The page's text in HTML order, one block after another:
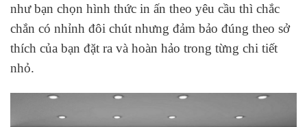
như bạn chọn hình thức in ấn theo yêu cầu thì chắc
chắn có nhỉnh đôi chút nhưng đảm bảo đúng theo sở
thích của bạn đặt ra và hoàn hảo trong từng chi tiết
nhỏ.